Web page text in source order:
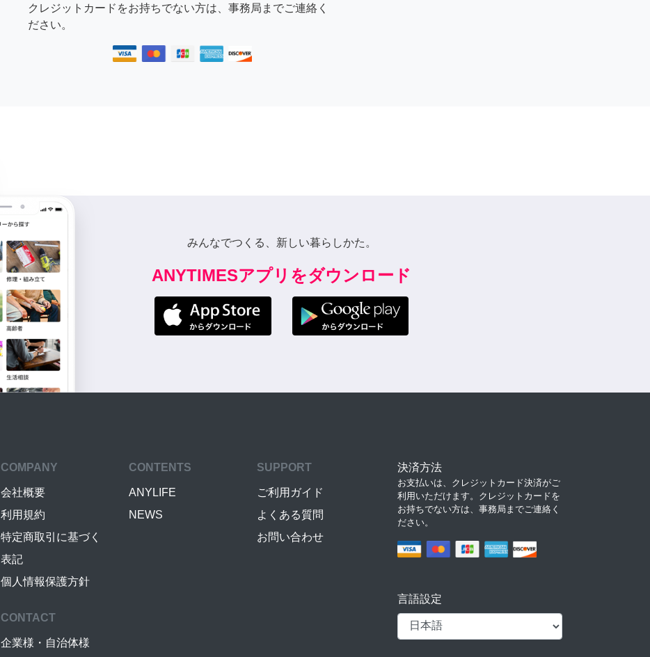
クレジットカードをお持ちでない方は、事務局までご連絡く
ださい。
みんなでつくる、新しい暮らしかた。
ANYTIMESアプリをダウンロード
COMPANY
会社概要
利用規約
特定商取引に基づく
表記
個人情報保護方針
CONTENTS
ANYLIFE
NEWS
SUPPORT
ご利用ガイド
よくある質問
お問い合わせ
CONTACT
企業様・自治体様
決済方法
お支払いは、クレジットカード決済がご
利用いただけます。クレジットカードを
お持ちでない方は、事務局までご連絡く
ださい。
言語設定